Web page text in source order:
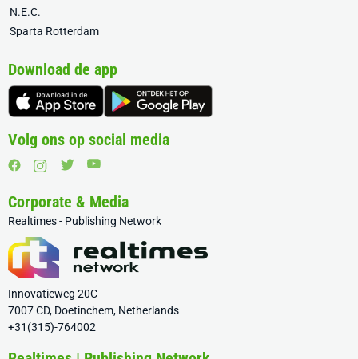
N.E.C.
Sparta Rotterdam
Download de app
Volg ons op social media
Corporate & Media
Realtimes - Publishing Network
Innovatieweg 20C
7007 CD, Doetinchem, Netherlands
+31(315)-764002